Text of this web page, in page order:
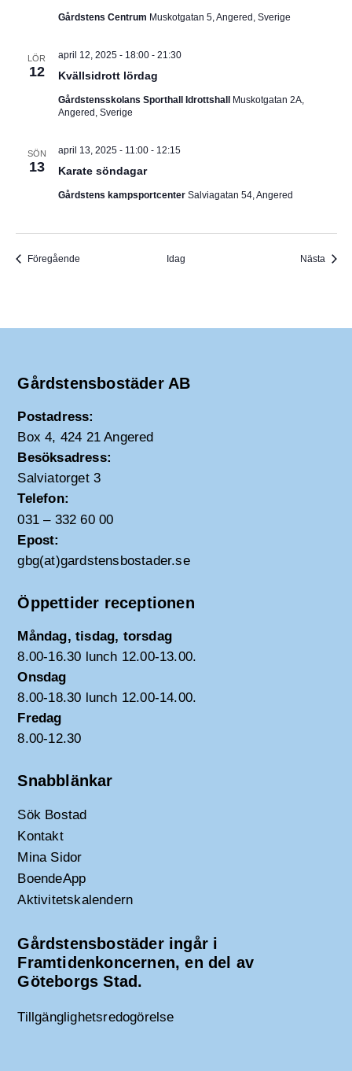
Gårdstens Centrum Muskotgatan 5, Angered, Sverige
LÖR
12 Kvällsidrott lördag
april 12, 2025 - 18:00- 21:30
Gårdstensskolans Sporthall Idrottshall
Muskotgatan 2A,
Angered, Sverige
SÖN
13 Karate söndagar
april 13, 2025 - 11:00- 12:15
Gårdstens kampsportcenter Salviagatan 54, Angered
FöregåendeEvenemang Idag Nästa
Gårdstensbostäder AB
Postadress:
Box 4, 424 21 Angered
Besöksadress:
Salviatorget 3
Telefon:
031 – 332 60 00
Epost:
gbg(at)gardstensbostader.se
Öppettider receptionen
Måndag, tisdag, torsdag
8.00-16.30 lunch 12.00-13.00.
Onsdag
8.00-18.30 lunch 12.00-14.00.
Fredag
8.00-12.30
Snabblänkar
Sök Bostad
Kontakt
Mina Sidor
BoendeApp
Aktivitetskalendern
Gårdstensbostäder ingår i
Framtidenkoncernen, en del av
Göteborgs Stad.
Tillgänglighetsredogörelse